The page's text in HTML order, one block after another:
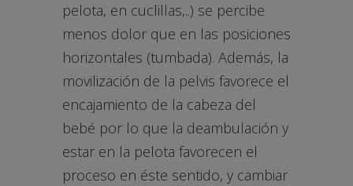
pelota, en cuclillas,..) se percibe
menos dolor que en las posiciones
horizontales (tumbada). Además, la
movilización de la pelvis favorece el
encajamiento de la cabeza del
bebé por lo que la deambulación y
estar en la pelota favorecen el
proceso en éste sentido, y cambiar